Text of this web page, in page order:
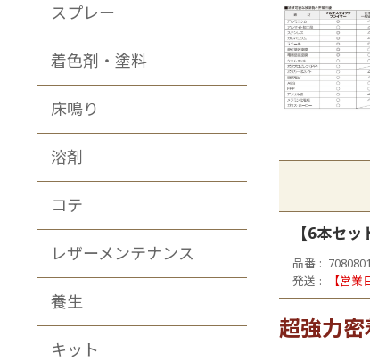
【6本セ
品番
発送
【営
超強力
スプレー
着色剤・塗料
床鳴り
溶剤
コテ
レザーメンテナンス
養生
キット